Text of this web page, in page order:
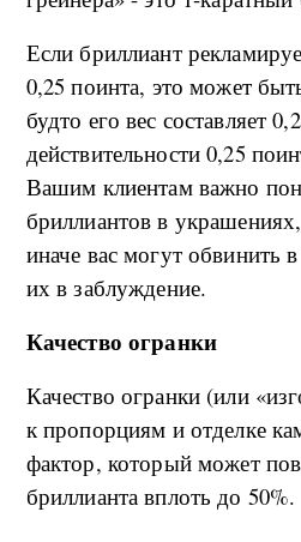
Если бриллиант
0,25 поинта, это может
будто его вес составляет
действительности 0,25
Вашим клиентам важно
бриллиантов в
иначе вас могут обвинить
их в заблуждение.
Качество огранки
Качество огранки (или
к пропорциям и отделке
фактор, который может
бриллианта вплоть до 50%.